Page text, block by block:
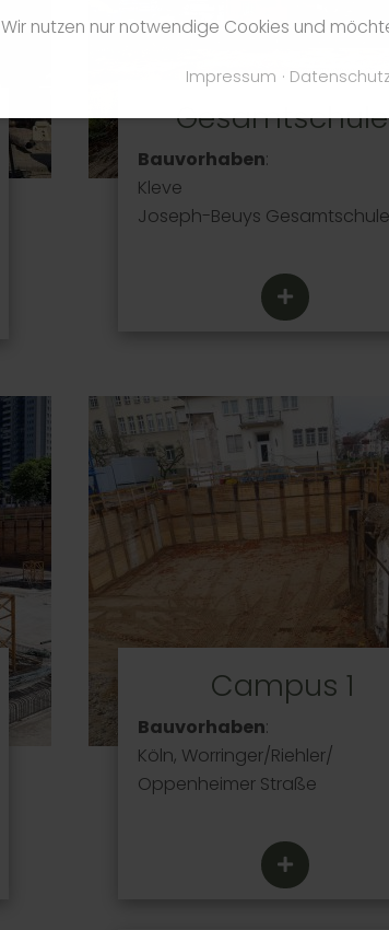
Gesamtschule
Bauvorhaben:
Kleve
Joseph-Beuys Gesamtschule
Campus 1
Bauvorhaben:
Köln, Worringer/Riehler/
Oppenheimer Straße
Wir nutzen nur notwendige Cookies und
Impressum